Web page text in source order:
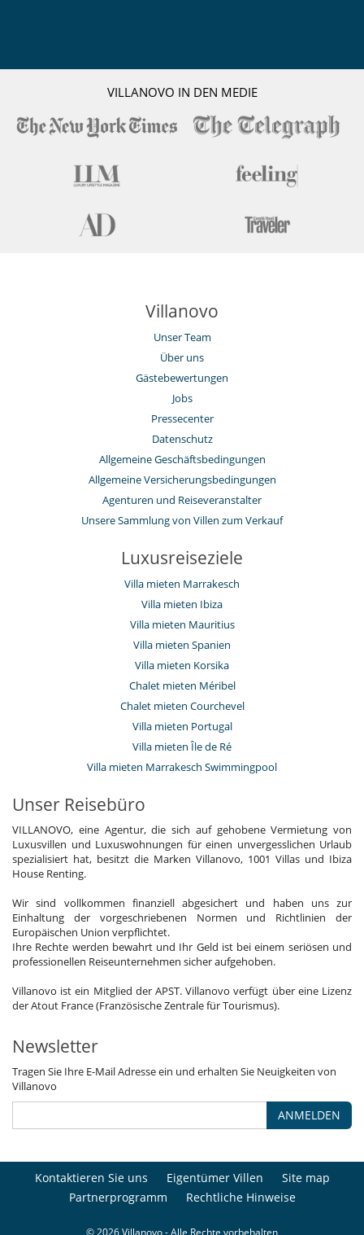
VILLANOVO IN DEN MEDIE
Villanovo
Unser Team
Über uns
Gästebewertungen
Jobs
Pressecenter
Datenschutz
Allgemeine Geschäftsbedingungen
Allgemeine Versicherungsbedingungen
Agenturen und Reiseveranstalter
Unsere Sammlung von Villen zum Verkauf
Luxusreiseziele
Villa mieten Marrakesch
Villa mieten Ibiza
Villa mieten Mauritius
Villa mieten Spanien
Villa mieten Korsika
Chalet mieten Méribel
Chalet mieten Courchevel
Villa mieten Portugal
Villa mieten Île de Ré
Villa mieten Marrakesch Swimmingpool
Unser Reisebüro
VILLANOVO, eine Agentur, die sich auf gehobene Vermietung von
Luxusvillen und Luxuswohnungen für einen unvergesslichen Urlaub
spezialisiert hat, besitzt die Marken Villanovo, 1001 Villas und Ibiza
House Renting.
Wir sind vollkommen finanziell abgesichert und haben uns zur
Einhaltung der vorgeschriebenen Normen und Richtlinien der
Europäischen Union verpflichtet.
Ihre Rechte werden bewahrt und Ihr Geld ist bei einem seriösen und
professionellen Reiseunternehmen sicher aufgehoben.
Villanovo ist ein Mitglied der APST. Villanovo verfügt über eine Lizenz
der Atout France (Französische Zentrale für Tourismus).
Newsletter
Tragen Sie Ihre E-Mail Adresse ein und erhalten Sie Neuigkeiten von
Villanovo
ANMELDEN
Kontaktieren Sie uns Eigentümer Villen
Site map
Partnerprogramm
Rechtliche Hinweise